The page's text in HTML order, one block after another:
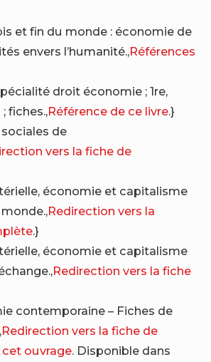
et fin du monde : économie de
envers l’humanité.,Références
droit économie ; 1re,
fiches.,Référence de ce livre.}
de
vers la fiche de
économie et capitalisme
Redirection vers la
.}
économie et capitalisme
Redirection vers la fiche
contemporaine – Fiches de
Redirection vers la fiche de
ouvrage. Disponible dans